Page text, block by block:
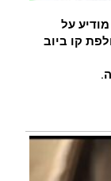
על
קו ביוב